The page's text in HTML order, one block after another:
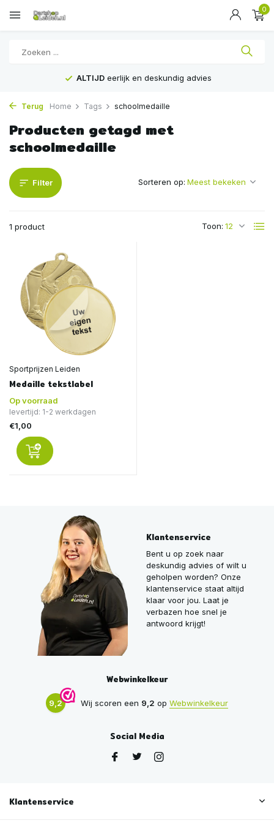
0
ALTIJD eerlijk en deskundig advies
Terug Home Tags schoolmedaille
Producten getagd met
schoolmedaille
Filter
1 product Toon:
Sorteren op:
Sportprijzen Leiden
Medaille tekstlabel
Op voorraad
levertijd: 1-2 werkdagen
€1,00
Klantenservice
Bent u op zoek naar
deskundig advies of wilt u
geholpen worden? Onze
klantenservice staat altijd
klaar voor jou. Laat je
verbazen hoe snel je
antwoord krijgt!
Webwinkelkeur
9,2 Wij scoren een 9,2 op Webwinkelkeur
Social Media
Klantenservice